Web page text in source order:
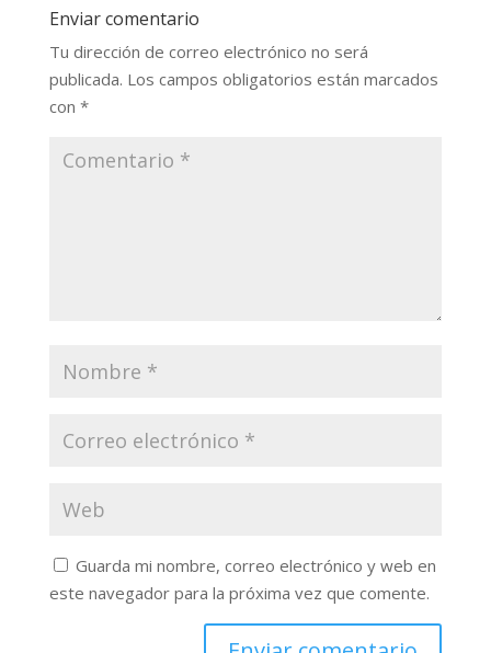
Enviar comentario
Tu dirección de correo electrónico no será
publicada. Los campos obligatorios están marcados
con *
Guarda mi nombre, correo electrónico y web en
este navegador para la próxima vez que comente.